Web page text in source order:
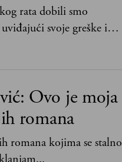
rata dobili smo
svoje greške i
postoje stvari koje su
Ovo je moja
romana
romana kojima se stalno